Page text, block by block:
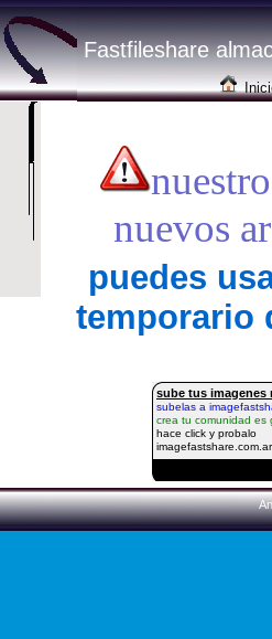
Fastfileshare
nuevos
puedes
temporario